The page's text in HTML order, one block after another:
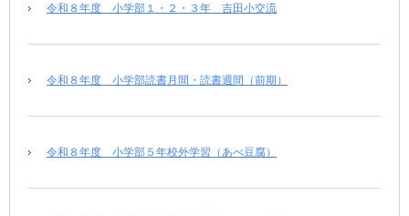
令和８年度 小学部１・２・３年 吉田小交流
令和８年度 小学部読書月間・読書週間（前期）
令和８年度 小学部５年校外学習（あべ豆腐）